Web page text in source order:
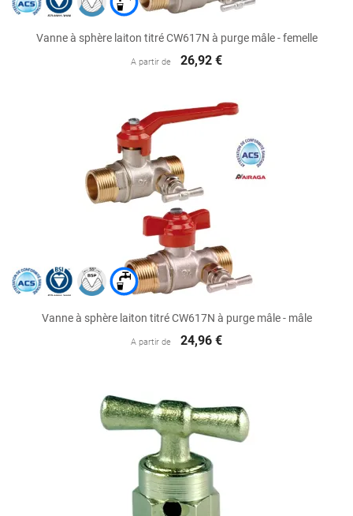
Vanne à sphère laiton titré CW617N à purge mâle - femelle
A partir de 26,92 €
Vanne à sphère laiton titré CW617N à purge mâle - mâle
A partir de 24,96 €